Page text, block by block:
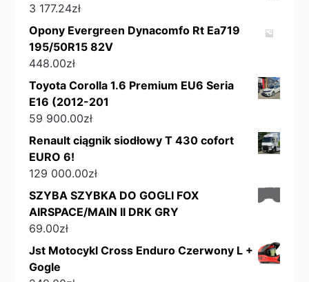
3 177.24zł
Opony Evergreen Dynacomfo Rt Ea719
195/50R15 82V
448.00zł
Toyota Corolla 1.6 Premium EU6 Seria
E16 (2012-201
59 900.00zł
Renault ciągnik siodłowy T 430 cofort
EURO 6!
129 000.00zł
SZYBA SZYBKA DO GOGLI FOX
AIRSPACE/MAIN II DRK GRY
69.00zł
Jst Motocykl Cross Enduro Czerwony L +
Gogle